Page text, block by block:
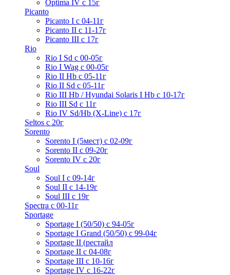
Optima IV с 15г
Picanto
Picanto I с 04-11г
Picanto II c 11-17г
Picanto III c 17г
Rio
Rio I Sd с 00-05г
Rio I Wag c 00-05г
Rio II Hb с 05-11г
Rio II Sd с 05-11г
Rio III Hb / Hyundai Solaris I Hb с 10-17г
Rio III Sd c 11г
Rio IV Sd/Hb (X-Line) с 17г
Seltos с 20г
Sorento
Sorento I (5мест) с 02-09г
Sorento II c 09-20г
Sorento IV с 20г
Soul
Soul I с 09-14г
Soul II с 14-19г
Soul III с 19г
Spectra с 00-11г
Sportage
Sportage I (50/50) с 94-05г
Sportage I Grand (50/50) с 99-04г
Sportage II (рестайл
Sportage II c 04-08г
Sportage III c 10-16г
Sportage IV с 16-22г